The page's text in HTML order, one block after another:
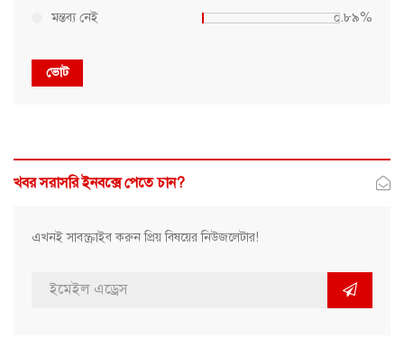
মন্তব্য নেই ০.৮৯%
ভোট
খবর সরাসরি ইনবক্সে পেতে চান?
এখনই সাবস্ক্রাইব করুন প্রিয় বিষয়ের নিউজলেটার!